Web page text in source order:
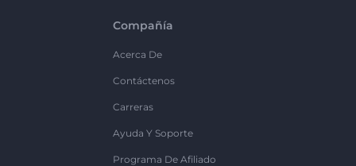
Compañía
Acerca De
Contáctenos
Carreras
Ayuda Y Soporte
Programa De Afiliado